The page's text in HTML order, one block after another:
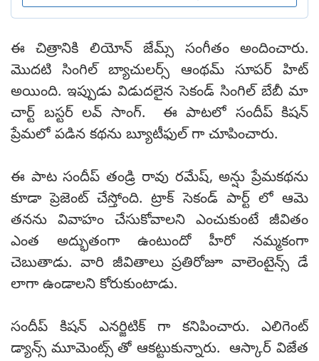
ఈ చిత్రానికి లియోన్ జేమ్స్ సంగీతం అందించారు.
మొదటి సింగిల్ బ్యాచులర్స్ ఆంథమ్ సూపర్ హిట్
అయింది. ఇప్పుడు విడుదలైన సెకండ్ సింగిల్ బేబీ మా
చార్ట్ బస్టర్ లవ్ సాంగ్. ఈ పాటలో సందీప్ కిషన్
ప్రేమలో పడిన కథను బ్యూటీఫుల్ గా చూపించారు.
ఈ పాట సందీప్ తండ్రి రావు రమేష్, అన్షు ప్రేమకథను
కూడా ప్రెజెంట్ చేస్తోంది. ట్రాక్ సెకండ్ పార్ట్ లో ఆమె
తనను వివాహం చేసుకోవాలని ఎంచుకుంటే జీవితం
ఎంత అద్భుతంగా ఉంటుందో హీరో నమ్మకంగా
చెబుతాడు. వారి జీవితాలు ప్రతిరోజూ వాలెంటైన్స్ డే
లాగా ఉండాలని కోరుకుంటాడు.
సందీప్ కిషన్ ఎనర్జిటిక్ గా కనిపించారు. ఎలిగెంట్
డ్యాన్స్ మూమెంట్స్ తో ఆకట్టుకున్నారు. ఆస్కార్ విజేత